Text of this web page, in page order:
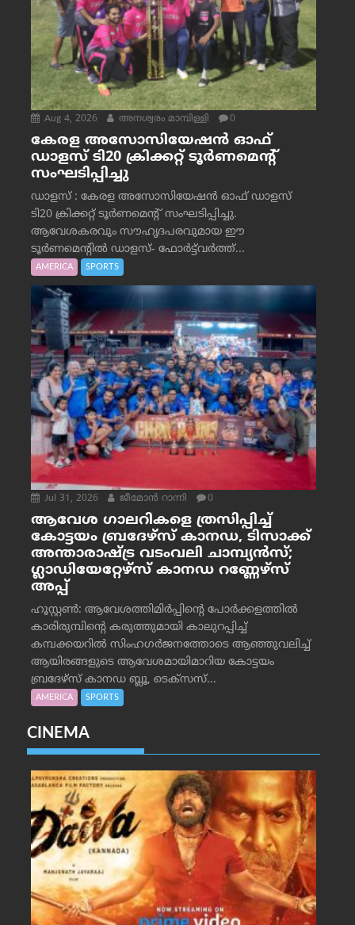
Aug 4, 2026 അനശ്വരം മാമ്പിള്ളി 0
കേരള അസോസിയേഷൻ ഓഫ്
ഡാളസ് ടി20 ക്രിക്കറ്റ് ടൂർണമെന്റ്
സംഘടിപ്പിച്ചു
ഡാളസ് : കേരള അസോസിയേഷൻ ഓഫ് ഡാളസ്
ടി20 ക്രിക്കറ്റ് ടൂർണമെന്റ് സംഘടിപ്പിച്ചു.
ആവേശകരവും സൗഹൃദപരവുമായ ഈ
ടൂർണമെന്റിൽ ഡാളസ്- ഫോർട്ട്‌വര്‍ത്ത്...
AMERICA SPORTS
Jul 31, 2026 ജീമോന്‍ റാന്നി 0
ആവേശ ഗാലറികളെ ത്രസിപ്പിച്ച്
കോട്ടയം ബ്രദേഴ്‌സ് കാനഡ, ടിസാക്ക്
അന്താരാഷ്ട്ര വടംവലി ചാമ്പ്യന്‍സ്;
ഗ്ലാഡിയേറ്റേഴ്‌സ് കാനഡ റണ്ണേഴ്‌സ്
അപ്പ്
ഹൂസ്റ്റണ്‍: ആവേശത്തിമിര്‍പ്പിന്റെ പോര്‍ക്കളത്തില്‍
കാരിരുമ്പിന്റെ കരുത്തുമായി കാലുറപ്പിച്ച്
കമ്പക്കയറില്‍ സിംഹഗര്‍ജനത്തോടെ ആഞ്ഞുവലിച്ച്
ആയിരങ്ങളുടെ ആവേശമായിമാറിയ കോട്ടയം
ബ്രദേഴ്‌സ് കാനഡ ബ്ലൂ, ടെക്‌സസ്...
AMERICA SPORTS
CINEMA